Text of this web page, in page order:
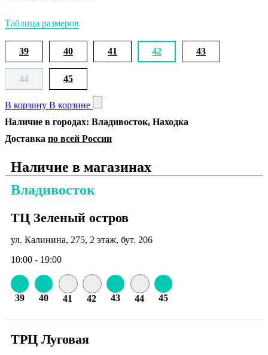
Таблица размеров
39 40 41 42 43
44 45
В корзину В корзине
Наличие в городах: Владивосток, Находка
Доставка по всей России
Наличие в магазинах
Владивосток
ТЦ Зеленый остров
ул. Калинина, 275, 2 этаж, бут. 206
10:00 - 19:00
39 40 41 42 43 44 45
ТРЦ Луговая